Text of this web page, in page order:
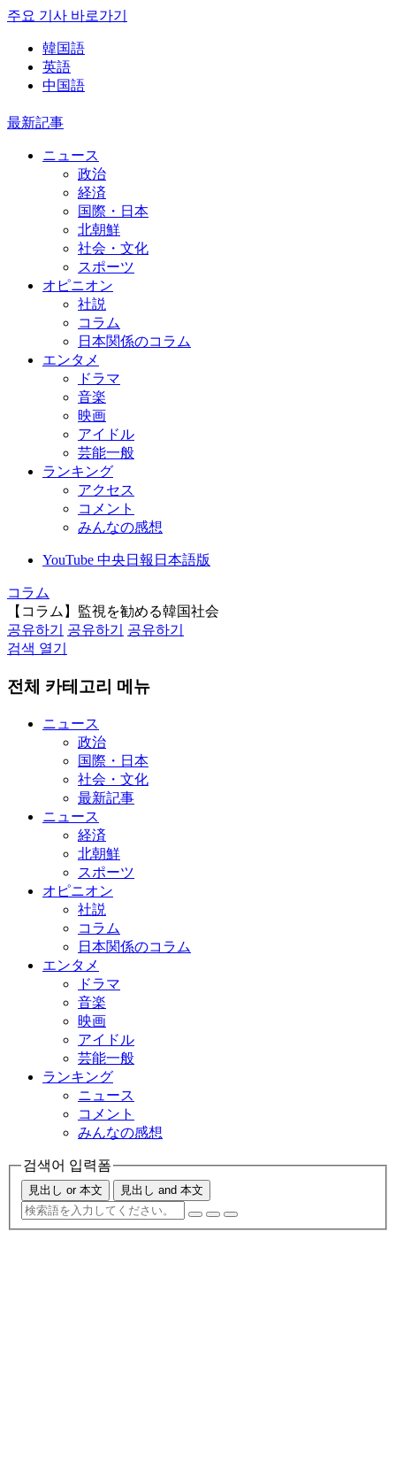
주요 기사 바로가기
韓国語
英語
中国語
最新記事
ニュース
政治
経済
国際・日本
北朝鮮
社会・文化
スポーツ
オピニオン
社説
コラム
日本関係のコラム
エンタメ
ドラマ
音楽
映画
アイドル
芸能一般
ランキング
アクセス
コメント
みんなの感想
YouTube 中央日報日本語版
コラム
【コラム】監視を勧める韓国社会
공유하기
공유하기
공유하기
검색 열기
전체 카테고리 메뉴
ニュース
政治
国際・日本
社会・文化
最新記事
ニュース
経済
北朝鮮
スポーツ
オピニオン
社説
コラム
日本関係のコラム
エンタメ
ドラマ
音楽
映画
アイドル
芸能一般
ランキング
ニュース
コメント
みんなの感想
검색어 입력폼
見出し or 本文 見出し and 本文